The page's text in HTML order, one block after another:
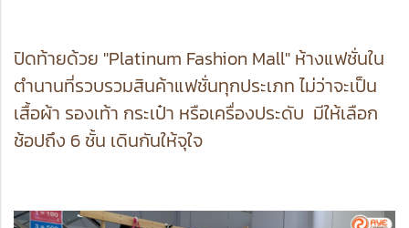
ปิดท้ายด้วย "Platinum Fashion Mall" ห้างแฟชั่นใน
ตำนานที่รวบรวมสินค้าแฟชั่นทุกประเภท ไม่ว่าจะเป็น
เสื้อผ้า รองเท้า กระเป๋า หรือเครื่องประดับ มีให้เลือก
ช้อปถึง 6 ชั้น เดินกันให้จุใจ